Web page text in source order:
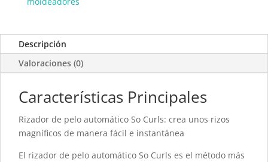
cantidad
Descripción
Valoraciones (0)
Características Principales
Rizador de pelo automático So Curls: crea unos rizos
magníficos de manera fácil e instantánea
El rizador de pelo automático So Curls es el método más